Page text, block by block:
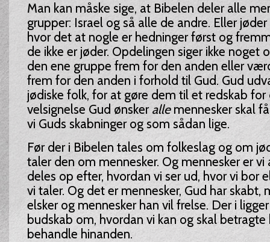
Man kan måske sige, at Bibelen deler alle
grupper: Israel og så alle de andre. Eller
hvor det at nogle er hedninger først og
de ikke er jøder. Opdelingen siger ikke noget
den ene gruppe frem for den anden eller
frem for den anden i forhold til Gud. Gud
jødiske folk, for at gøre dem til et redskab for
velsignelse Gud ønsker allemennesker skal
vi Guds skabninger og som sådan lige.
Før der i Bibelen tales om folkeslag og om
taler den om mennesker. Og mennesker er vi
deles op efter, hvordan vi ser ud, hvor vi bor
vi taler. Og det er mennesker, Gud har skabt,
elsker og mennesker han vil frelse. Der i
budskab om, hvordan vi kan og skal betragte
behandle hinanden.